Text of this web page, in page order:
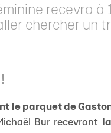
recevra à
chercher un
le parquet de
Bur recevront